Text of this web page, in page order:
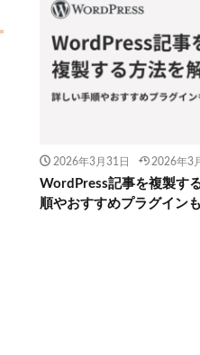
2026年3月31日 2026年3
WordPress記事を複製す
順やおすすめプラグイン